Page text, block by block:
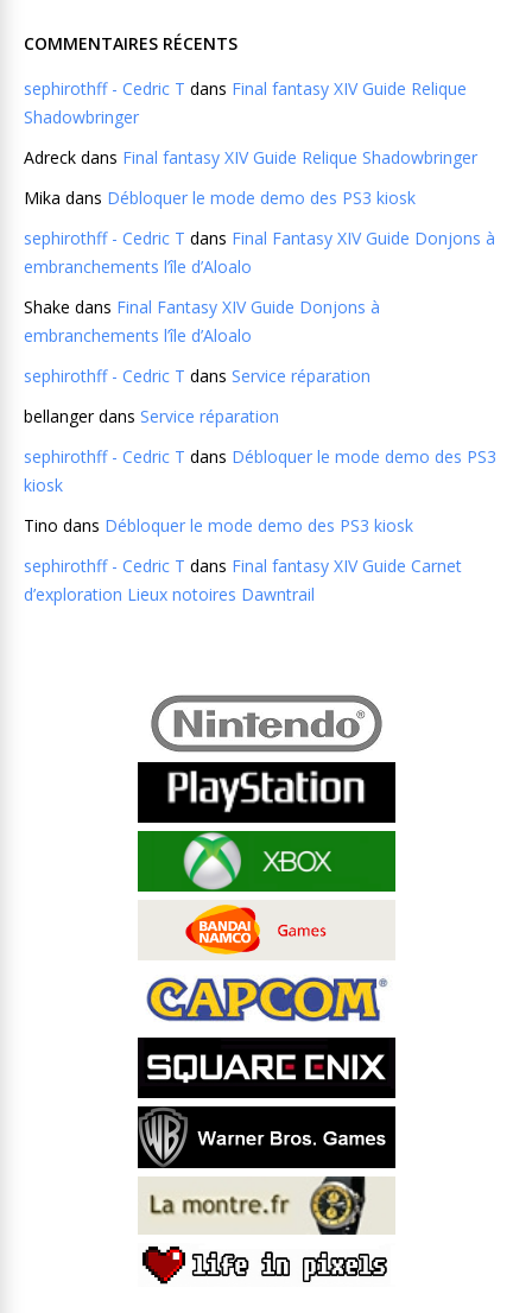
COMMENTAIRES RÉCENTS
sephirothff - Cedric T dans Final fantasy XIV Guide Relique
Shadowbringer
Adreck dans Final fantasy XIV Guide Relique Shadowbringer
Mika dans Débloquer le mode demo des PS3 kiosk
sephirothff - Cedric T dans Final Fantasy XIV Guide Donjons à
embranchements l’île d’Aloalo
Shake dans Final Fantasy XIV Guide Donjons à
embranchements l’île d’Aloalo
sephirothff - Cedric T dans Service réparation
bellangerdans Service réparation
sephirothff - Cedric T dans Débloquer le mode demo des PS3
kiosk
Tino dans Débloquer le mode demo des PS3 kiosk
sephirothff - Cedric T dans Final fantasy XIV Guide Carnet
d’exploration Lieux notoires Dawntrail